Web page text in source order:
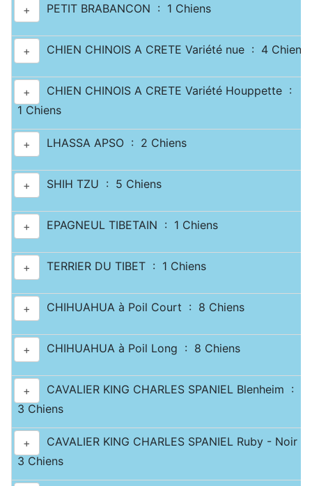
+ PETIT BRABANCON : 1 Chiens
+ CHIEN CHINOIS A CRETE Variété nue : 4 Chiens
+
CHIEN CHINOIS A CRETE Variété Houppette :
1 Chiens
+ LHASSA APSO : 2 Chiens
+ SHIH TZU : 5 Chiens
+ EPAGNEUL TIBETAIN : 1 Chiens
+ TERRIER DU TIBET : 1 Chiens
+ CHIHUAHUA à Poil Court : 8 Chiens
+ CHIHUAHUA à Poil Long : 8 Chiens
+
CAVALIER KING CHARLES SPANIEL Blenheim :
3 Chiens
+
CAVALIER KING CHARLES SPANIEL Ruby - Noir
3 Chiens